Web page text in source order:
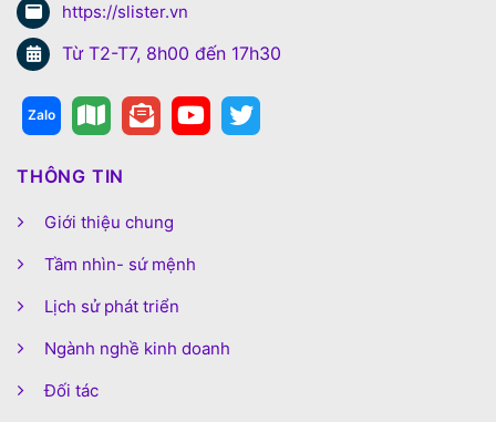
https://slister.vn
Từ T2-T7, 8h00 đến 17h30
THÔNG TIN
Giới thiệu chung
Tầm nhìn- sứ mệnh
Lịch sử phát triển
Ngành nghề kinh doanh
Đối tác